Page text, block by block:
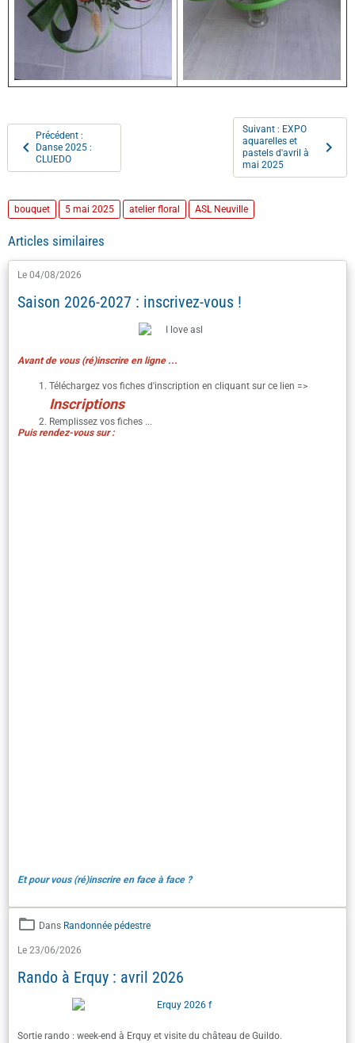
Précédent :
Danse 2025 :
CLUEDO
Suivant : EXPO
aquarelles et
pastels d'avril à
mai 2025
bouquet 5 mai 2025 atelier floral ASL Neuville
Articles similaires
Le 04/08/2026
Saison 2026-2027 : inscrivez-vous !
Avant de vous (ré)inscrire en ligne ...
Téléchargez vos fiches d'inscription en cliquant sur ce lien =>
Inscriptions
Remplissez vos fiches ...
Puis rendez-vous sur :
Et pour vous (ré)inscrire en face à face ?
Dans Randonnée pédestre
Le 23/06/2026
Rando à Erquy : avril 2026
Sortie rando : week-end à Erquy et visite du château de Guildo.